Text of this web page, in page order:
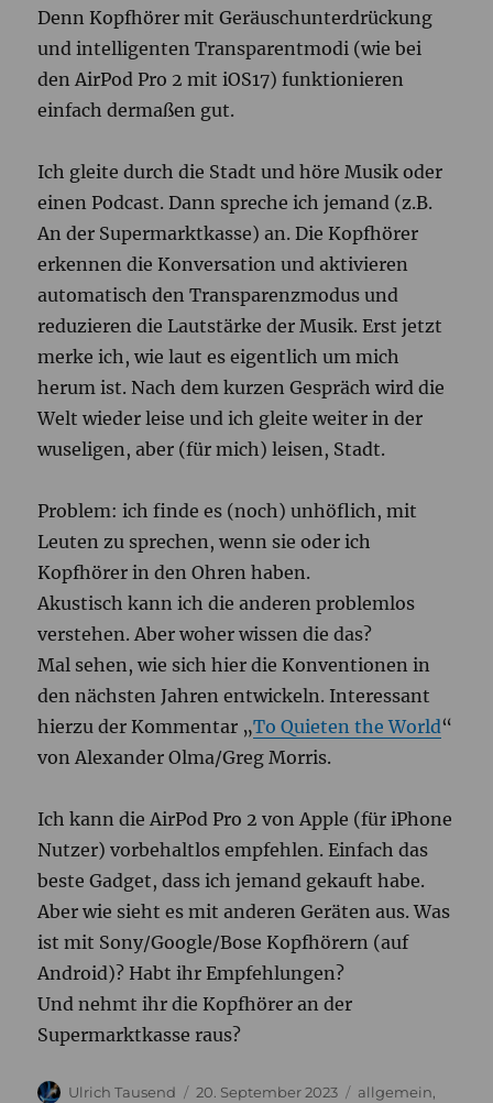
Denn Kopfhörer mit Geräuschunterdrückung
und intelligenten Transparentmodi (wie bei
den AirPod Pro 2 mit iOS17) funktionieren
einfach dermaßen gut.
Ich gleite durch die Stadt und höre Musik oder
einen Podcast. Dann spreche ich jemand (z.B.
An der Supermarktkasse) an. Die Kopfhörer
erkennen die Konversation und aktivieren
automatisch den Transparenzmodus und
reduzieren die Lautstärke der Musik. Erst jetzt
merke ich, wie laut es eigentlich um mich
herum ist. Nach dem kurzen Gespräch wird die
Welt wieder leise und ich gleite weiter in der
wuseligen, aber (für mich) leisen, Stadt.
Problem: ich finde es (noch) unhöflich, mit
Leuten zu sprechen, wenn sie oder ich
Kopfhörer in den Ohren haben.
Akustisch kann ich die anderen problemlos
verstehen. Aber woher wissen die das?
Mal sehen, wie sich hier die Konventionen in
den nächsten Jahren entwickeln. Interessant
hierzu der Kommentar „To Quieten the World“
von Alexander Olma/Greg Morris.
Ich kann die AirPod Pro 2 von Apple (für iPhone
Nutzer) vorbehaltlos empfehlen. Einfach das
beste Gadget, dass ich jemand gekauft habe.
Aber wie sieht es mit anderen Geräten aus. Was
ist mit Sony/Google/Bose Kopfhörern (auf
Android)? Habt ihr Empfehlungen?
Und nehmt ihr die Kopfhörer an der
Supermarktkasse raus?
Autor
Ulrich Tausend
Veröffentlicht
20. September 2023 Kategorien
allgemein